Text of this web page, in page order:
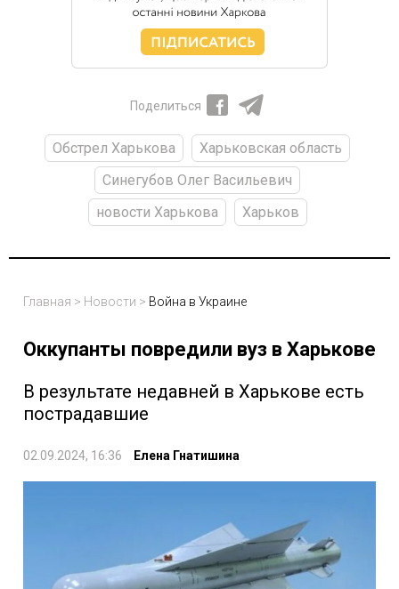
Поделиться
Обстрел Харькова
Харьковская область
Синегубов Олег Васильевич
новости Харькова
Харьков
Главная > Новости > Война в Украине
Оккупанты повредили вуз в Харькове
В результате недавней в Харькове есть
пострадавшие
02.09.2024, 16:36 Елена Гнатишина